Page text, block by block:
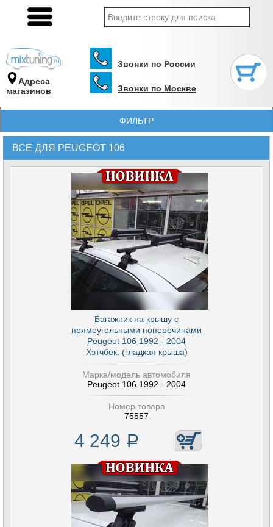
Адреса
магазинов
Звонки по России
Звонки по Москве
ФИЛЬТР
ВСЕ ДЛЯ PEUGEOT 106
Багажник на крышу с
прямоугольными поперечинами
Peugeot 106 1992 - 2004
Хэтчбек, (гладкая крыша)
Марка/модель автомобиля
Peugeot 106 1992 - 2004
Номер товара
75557
4 249 Р